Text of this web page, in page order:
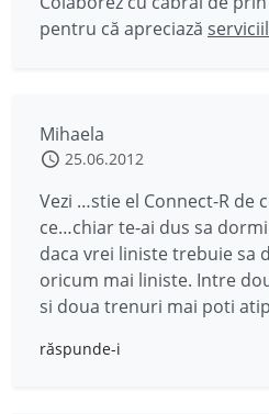
pentru că apreciază
Mihaela
25.06.2012
Vezi …stie el Connect-R de
ce…chiar te-ai dus sa
daca vrei liniste trebuie sa
oricum mai liniste. Intre
si doua trenuri mai poti
răspunde-i